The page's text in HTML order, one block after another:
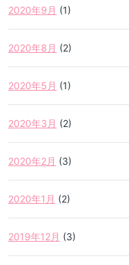
2020年9月 (1)
2020年8月 (2)
2020年5月 (1)
2020年3月 (2)
2020年2月 (3)
2020年1月 (2)
2019年12月 (3)